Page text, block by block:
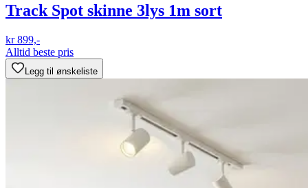
Track Spot skinne 3lys 1m sort
kr 899,-
Alltid beste pris
Legg til ønskeliste